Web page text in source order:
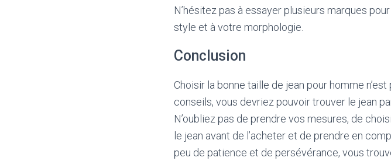
N’hésitez pas à essayer plusieurs marques
style et à votre morphologie.
Conclusion
Choisir la bonne taille de jean pour homme
conseils, vous devriez pouvoir trouver le jean
N’oubliez pas de prendre vos mesures, de
le jean avant de l’acheter et de prendre en
peu de patience et de persévérance, vous